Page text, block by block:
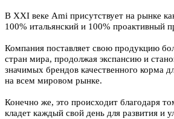
В XXI веке Ami присутствует на рынке
100% итальянский и 100% проактивный
Компания поставляет свою продукцию
стран мира, продолжая экспансию и
значимых брендов качественного корма
на всем мировом рынке.
Конечно же, это происходит благодаря
кладет каждый свой день для развития и